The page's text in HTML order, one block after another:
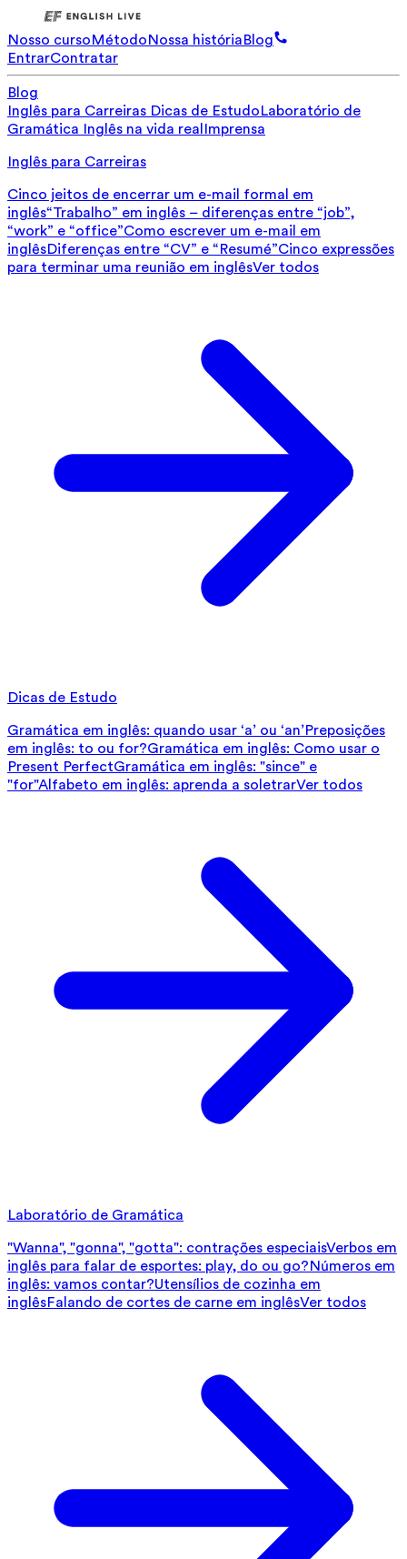
Nosso cursoMétodoNossa históriaBlog
EntrarContratar
Blog
Inglês para Carreiras Dicas de EstudoLaboratório de
Gramática Inglês na vida real Imprensa
Inglês para Carreiras
Cinco jeitos de encerrar um e-mail formal em
inglês“Trabalho” em inglês – diferenças entre “job”,
“work” e “office”Como escrever um e-mail em
inglêsDiferenças entre “CV” e “Resumé”Cinco expressões
para terminar uma reunião em inglêsVer todos
Dicas de Estudo
Gramática em inglês: quando usar ‘a’ ou ‘an’Preposições
em inglês: to ou for?Gramática em inglês: Como usar o
Present PerfectGramática em inglês: "since" e
"for"Alfabeto em inglês: aprenda a soletrarVer todos
Laboratório de Gramática
"Wanna", "gonna", "gotta": contrações especiaisVerbos em
inglês para falar de esportes: play, do ou go?Números em
inglês: vamos contar?Utensílios de cozinha em
inglêsFalando de cortes de carne em inglêsVer todos